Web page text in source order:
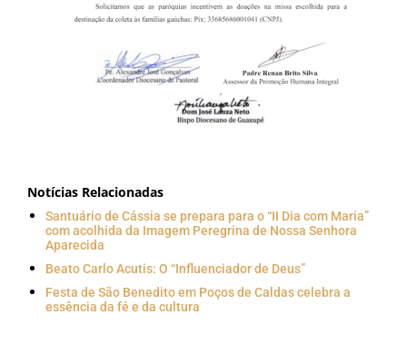
Notícias Relacionadas
Santuário de Cássia se prepara para o “II Dia com Maria”
com acolhida da Imagem Peregrina de Nossa Senhora
Aparecida
Beato Carlo Acutis: O “Influenciador de Deus”
Festa de São Benedito em Poços de Caldas celebra a
essência da fé e da cultura